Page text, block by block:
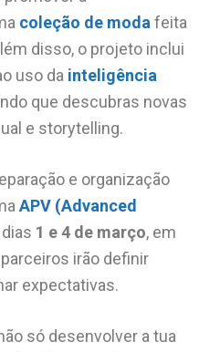
coleção de moda feita
disso, o projeto inclui
uso da inteligência
que descubras novas
e storytelling.
e organização
APV (Advanced
1 e 4 de março, em
irão definir
expectativas.
só desenvolver a tua